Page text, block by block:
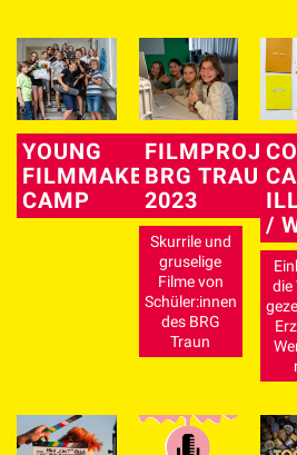
YOUNG
FILMMAKERS
CAMP
BRG TRAUN
2023
Skurrile und
gruselige
Filme von
Schüler:innen
des BRG
Traun
/
die